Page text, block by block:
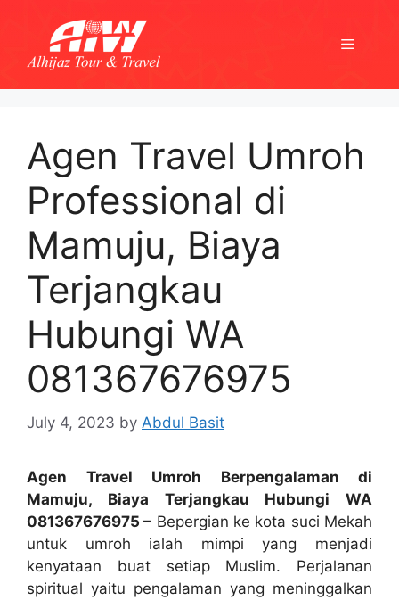
content
Menu
Agen Travel Umroh
Professional di
Mamuju, Biaya
Terjangkau
Hubungi WA
081367676975
July 4, 2023 by Abdul Basit
Agen Travel Umroh Berpengalaman di
Mamuju, Biaya Terjangkau Hubungi WA
081367676975 – Bepergian ke kota suci Mekah
untuk umroh ialah mimpi yang menjadi
kenyataan buat setiap Muslim. Perjalanan
spiritual yaitu pengalaman yang meninggalkan